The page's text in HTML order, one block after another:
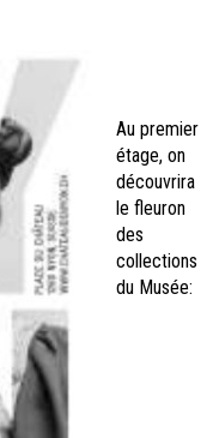
Au premier
étage, on
découvrira
le fleuron
des
collections
du Musée: